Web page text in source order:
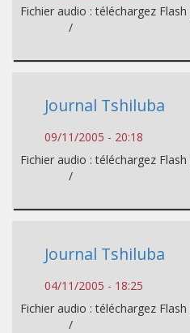
Fichier audio : téléchargez
/
Journal Tshiluba
09/11/2005 - 20:18
Fichier audio : téléchargez
/
Journal Tshiluba
04/11/2005 - 18:25
Fichier audio : téléchargez
/